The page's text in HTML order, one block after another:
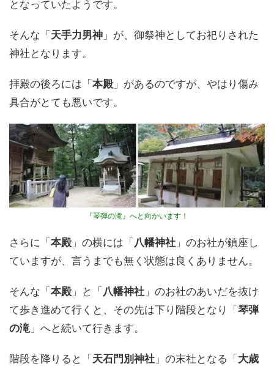
となっていたようです。
そんな「 天手力男神 」が、御祭神としてお祀りされた
神社となります。
拝殿の後ろには「 本殿」があるのですが、やはり傷み
具合がとても悪いです。
『琴弾の滝』へと向かいます！
さらに「 本殿」の横には「 八幡神社 」のお社が鎮座し
ていますが、言うまでも無く状態は良くありません。
そんな「 本殿」と「 八幡神社 」のお社のあいだを抜け
て歩き進めて行くと、その先は下り階段となり「 琴弾
の滝」へと続いて行きます。
階段を降りると「 天石門別神社 」の末社となる「 大歳